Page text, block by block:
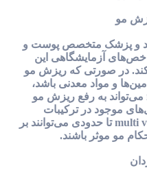
مو
و پزشک متخصص پوست و
آزمایشگاهی این
در صورتی که ریزش مو
و مواد معدنی باشد،
مصرف قرص multi vegan می‌تواند به رفع ریزش مو
موجود در ترکیبات
مولتی ویتامین گیاهی multi vegan تا حدودی می‌توانند بر
مو موثر باشند.